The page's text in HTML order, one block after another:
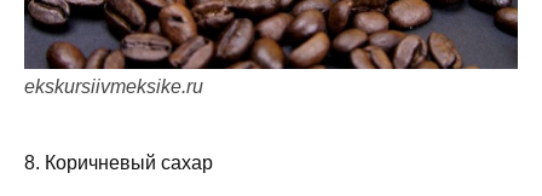
ekskursiivmeksike.ru
8. Коричневый сахар